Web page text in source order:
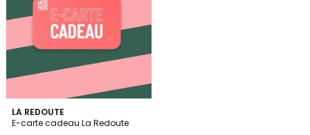
LA REDOUTE
E-carte cadeau La Redoute
3
/